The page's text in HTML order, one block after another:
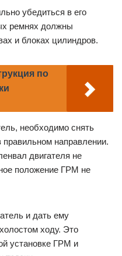
убедиться в его
ремнях должны
и блоках цилиндров.
по
необходимо снять
правильном направлении.
двигателя не
положение ГРМ не
и дать ему
ходу. Это
установке ГРМ и